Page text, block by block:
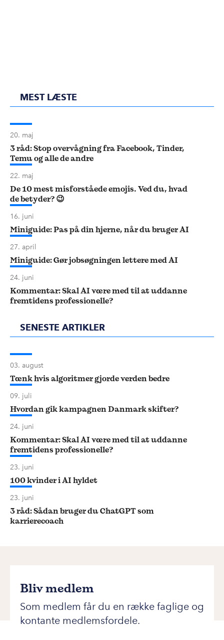
MEST LÆSTE
20. maj
3 råd: Stop overvågning fra Facebook, Tinder,
Temu og alle de andre
22. maj
De 10 mest misforståede emojis. Ved du, hvad
de betyder? 😉
16. juni
Miniguide: Pas på din hjerne, når du bruger AI
27. april
Miniguide: Gør jobsøgningen lettere med AI
24. juni
Kommentar: Skal AI være med til at uddanne
fremtidens professionelle?
SENESTE ARTIKLER
03. august
Tænk hvis algoritmer gjorde verden bedre
09. juli
Hvordan gik kampagnen Danmark skifter?
24. juni
Kommentar: Skal AI være med til at uddanne
fremtidens professionelle?
23. juni
100 kvinder i AI hyldet
23. juni
3 råd: Sådan bruger du ChatGPT som
karrierecoach
Bliv medlem
Som medlem får du en række faglige og
kontante medlemsfordele.